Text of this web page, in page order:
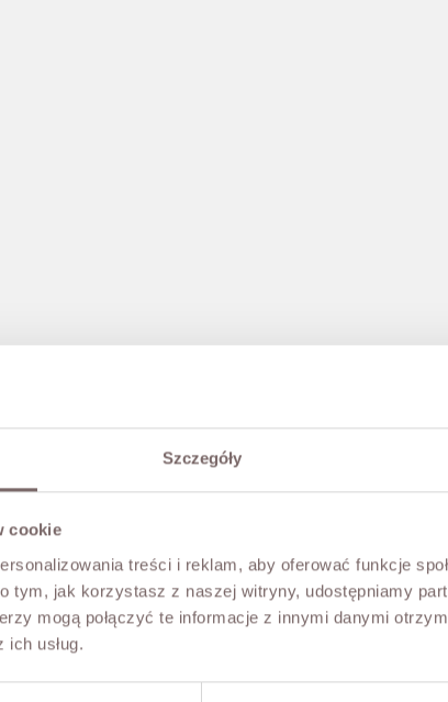
Szczegóły
cookie
treści i reklam, aby oferować funkcje
tym, jak korzystasz z naszej witryny, udostępniamy
mogą połączyć te informacje z innymi danymi
usług.